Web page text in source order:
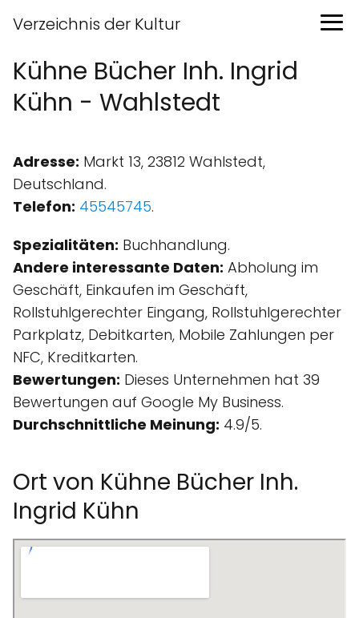
Verzeichnis der Kultur
Kühne Bücher Inh. Ingrid
Kühn - Wahlstedt
Adresse: Markt 13, 23812 Wahlstedt,
Deutschland.
Telefon: 45545745.
Spezialitäten: Buchhandlung.
Andere interessante Daten: Abholung im
Geschäft, Einkaufen im Geschäft,
Rollstuhlgerechter Eingang, Rollstuhlgerechter
Parkplatz, Debitkarten, Mobile Zahlungen per
NFC, Kreditkarten.
Bewertungen: Dieses Unternehmen hat 39
Bewertungen auf Google My Business.
Durchschnittliche Meinung: 4.9/5.
Ort von Kühne Bücher Inh.
Ingrid Kühn